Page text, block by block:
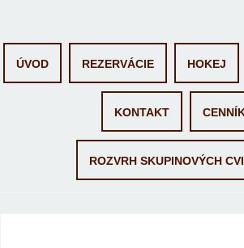
Skip
ÚVOD REZERVÁCIE HOKEJ
KONTAKT
ROZVRH SKUPINOVÝCH